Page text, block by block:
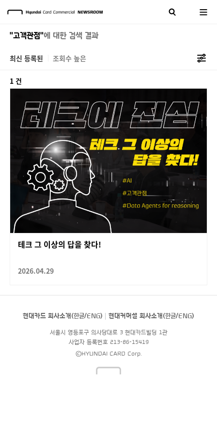
"고객관점"에 대한 검색 결과
최신 등록된 조회수 높은
1 건
테크 그 이상의 답을 찾다!
2026.04.29
현대카드 회사소개(한글/ENG) 현대커머셜 회사소개(한글/ENG)
서울시 영등포구 의사당대로 3 현대카드빌딩 1관
사업자 등록번호 213-86-15419
©HYUNDAI CARD Corp.